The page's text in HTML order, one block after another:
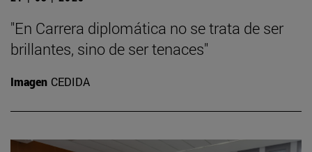
"En Carrera diplomática no se trata de ser
brillantes, sino de ser tenaces"
Imagen CEDIDA